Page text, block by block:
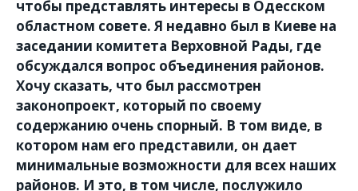
чтобы представлять интересы в Одесском
областном совете. Я недавно был в Киеве на
заседании комитета Верховной Рады, где
обсуждался вопрос объединения районов.
Хочу сказать, что был рассмотрен
законопроект, который по своему
содержанию очень спорный. В том виде, в
котором нам его представили, он дает
минимальные возможности для всех наших
районов. И это, в том числе, послужило